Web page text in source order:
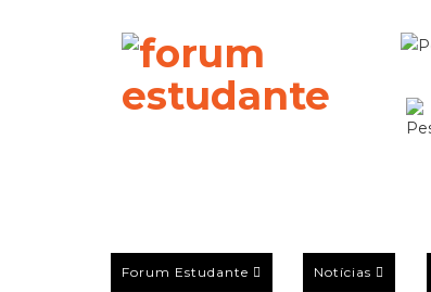
Forum Estudante Notícias